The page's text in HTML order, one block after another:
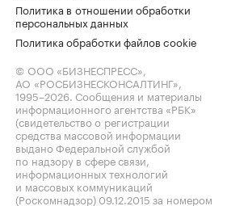
Политика в отношении обработки
персональных данных
Политика обработки файлов cookie
© ООО «БИЗНЕСПРЕСС»,
АО «РОСБИЗНЕСКОНСАЛТИНГ»,
1995–2026. Сообщения и материалы
информационного агентства «РБК»
(свидетельство о регистрации
средства массовой информации
выдано Федеральной службой
по надзору в сфере связи,
информационных технологий
и массовых коммуникаций
(Роскомнадзор) 09.12.2015 за номером